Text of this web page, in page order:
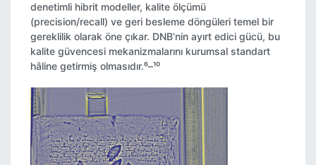
denetimli hibrit modeller, kalite ölçümü
(precision/recall) ve geri besleme döngüleri temel bir
gereklilik olarak öne çıkar. DNB’nin ayırt edici gücü, bu
kalite güvencesi mekanizmalarını kurumsal standart
hâline getirmiş olmasıdır.⁶–¹⁰